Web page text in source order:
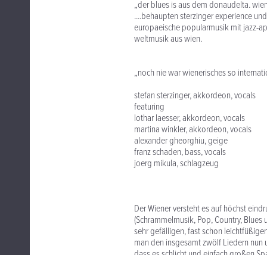
„der blues is aus dem donaudelta.
....behaupten sterzinger experience
europaeische popularmusik mit jazz-
weltmusik aus wien.
„noch nie war wienerisches so
stefan sterzinger, akkordeon, vocals
featuring
lothar laesser, akkordeon, vocals
martina winkler, akkordeon, vocals
alexander gheorghiu, geige
franz schaden, bass, vocals
joerg mikula, schlagzeug
Der Wiener versteht es auf höchst
(Schrammelmusik, Pop, Country,
sehr gefälligen, fast schon
man den insgesamt zwölf Liedern